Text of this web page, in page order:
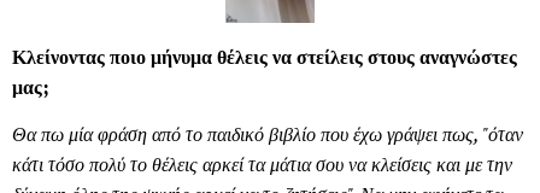
Κλείνοντας ποιο μήνυμα θέλεις να στείλεις στους αναγνώστες
μας;
Θα πω μία φράση από το παιδικό βιβλίο που έχω γράψει πως, "όταν
κάτι τόσο πολύ το θέλεις αρκεί τα μάτια σου να κλείσεις και με την